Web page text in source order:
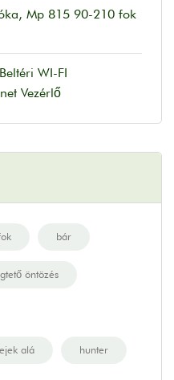
Mp 815 90-210 fok
WI-FI
Vezérlő
bár
öntözés
alá hunter